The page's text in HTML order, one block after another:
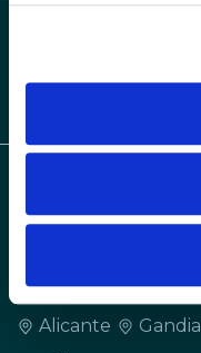
BMW, MINI Y BMW
MOTORRAD EN
Alicante
Gandia